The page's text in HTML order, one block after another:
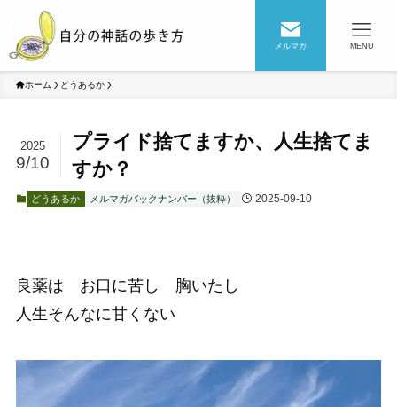
メルマガ MENU
ホーム どうあるか
プライド捨てますか、人生捨てま
すか？
2025
9/10
どうあるか メルマガバックナンバー（抜粋） 2025-09-10
良薬は お口に苦し 胸いたし
人生そんなに甘くない